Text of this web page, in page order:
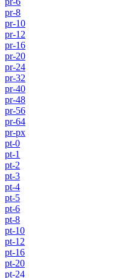
pr-8
pr-10
pr-12
pr-16
pr-20
pr-24
pr-32
pr-40
pr-48
pr-56
pr-64
pr-px
pt-0
pt-1
pt-2
pt-3
pt-4
pt-5
pt-6
pt-8
pt-10
pt-12
pt-16
pt-20
pt-24